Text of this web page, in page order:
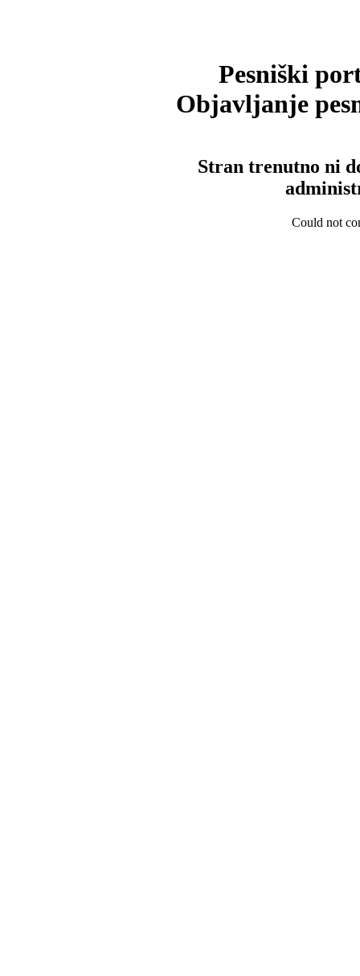
Pesniški
Objavljanje
Stran trenutno ni
Could not